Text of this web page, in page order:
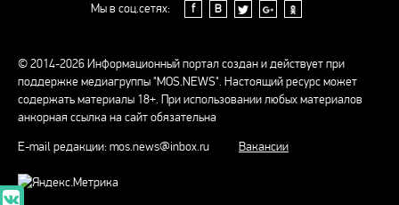
Мы в соц.сетях: f В
© 2014-2026 Информационный портал создан и действует при
поддержке медиагруппы "MOS.NEWS". Настоящий ресурс может
содержать материалы 18+. При использовании любых материалов
анкорная ссылка на сайт обязательна
E-mail редакции:mos.news@inbox.ru Вакансии